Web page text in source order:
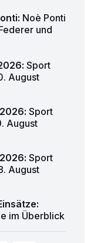
: Noè Ponti
und
: Sport
August
: Sport
August
: Sport
August
:
im Überblick